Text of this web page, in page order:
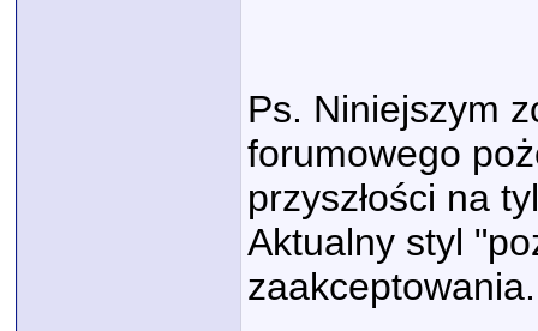
Ps. Niniejszym
forumowego
przyszłości na
Aktualny styl
zaakceptowania.